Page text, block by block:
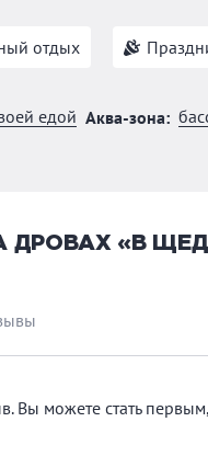
отдых
едой Аква-зона:
ДРОВАХ «В
Вы можете стать первым,